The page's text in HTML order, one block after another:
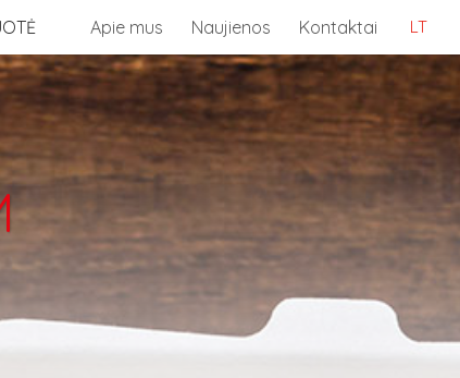
Apie mus Naujienos Kontaktai LT